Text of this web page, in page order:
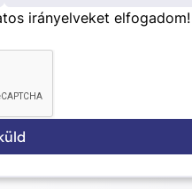
irányelveket elfogadom!